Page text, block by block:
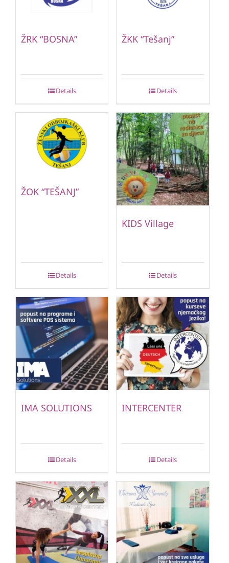
ŽRK “BOSNA”
Details
ŽKK “Tešanj”
Details
ŽOK “TEŠANJ”
Details
KIDS Village
Details
IMA SOLUTIONS
Details
INTERCENTER
Details